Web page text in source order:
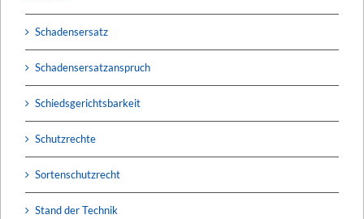
Schadensersatz
Schadensersatzanspruch
Schiedsgerichtsbarkeit
Schutzrechte
Sortenschutzrecht
Stand der Technik